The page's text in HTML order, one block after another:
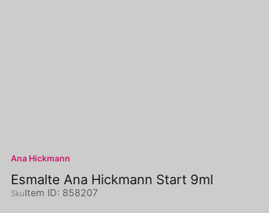
Ana Hickmann
Esmalte Ana Hickmann Start 9ml
Item ID: 858207